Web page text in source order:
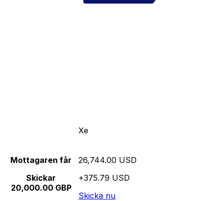
Xe
Mottagaren får
Skickar
20,000.00 GBP
26,744.00 USD
+375.79 USD
Skicka nu